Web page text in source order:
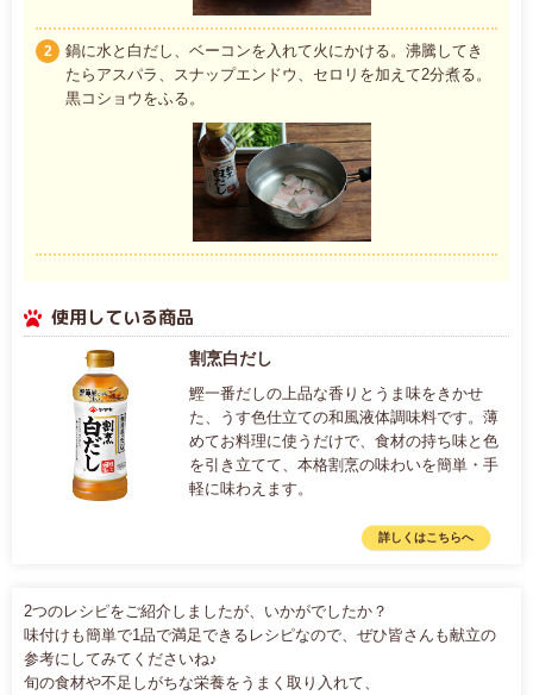
2
鍋に水と白だし、ベーコンを入れて火にかける。沸騰してき
たらアスパラ、スナップエンドウ、セロリを加えて2分煮る。
黒コショウをふる。
使用している商品
割烹白だし
鰹一番だしの上品な香りとうま味をきかせ
た、うす色仕立ての和風液体調味料です。薄
めてお料理に使うだけで、食材の持ち味と色
を引き立てて、本格割烹の味わいを簡単・手
軽に味わえます。
詳しくはこちらへ
2つのレシピをご紹介しましたが、いかがでしたか？
味付けも簡単で1品で満足できるレシピなので、ぜひ皆さんも献立の
参考にしてみてくださいね♪
旬の食材や不足しがちな栄養をうまく取り入れて、